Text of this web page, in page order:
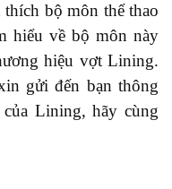
bộ môn thể thao
hiểu về bộ môn này
hiệu vợt Lining.
gửi đến bạn thông
Lining, hãy cùng